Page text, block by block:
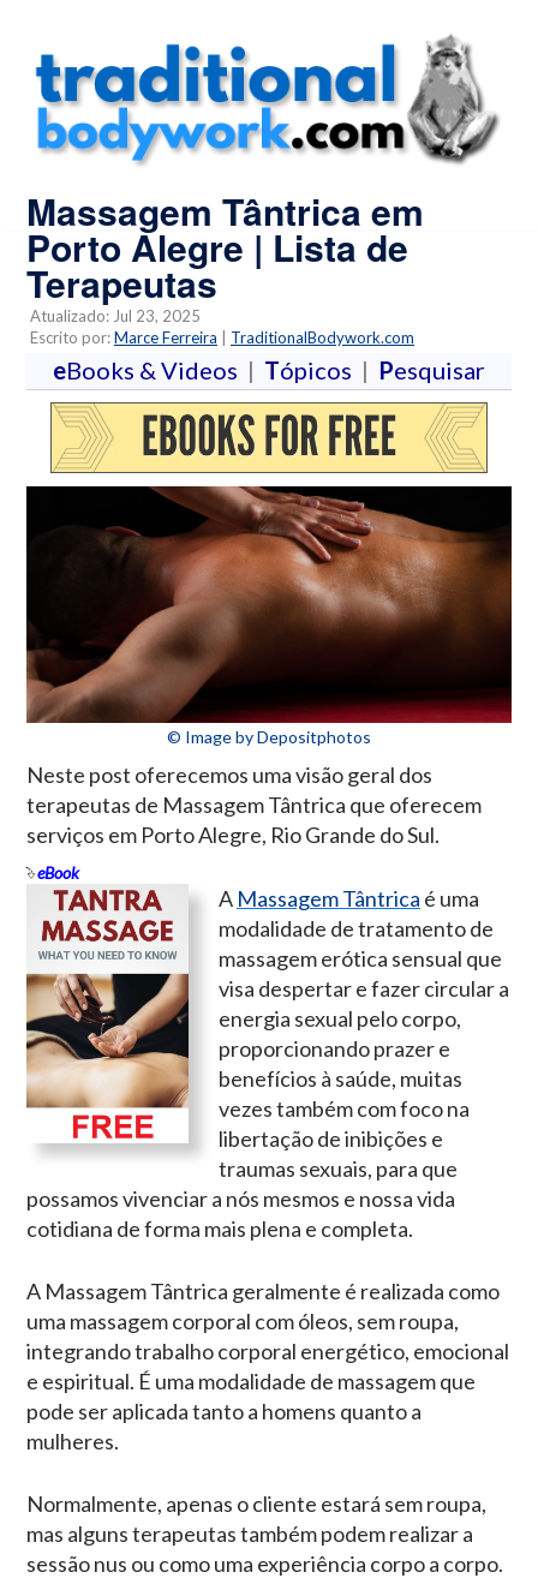
Massagem Tântrica em
Porto Alegre | Lista de
Terapeutas
Atualizado: Jul 23, 2025
Escrito por:Marce Ferreira TraditionalBodywork.com
eBooks & Videos | Tópicos | Pesquisar
© Image by Depositphotos
Neste post oferecemos uma visão geral dos
terapeutas de Massagem Tântrica que oferecem
serviços em Porto Alegre, Rio Grande do Sul.
eBook
A Massagem Tântrica é uma
modalidade de tratamento de
massagem erótica sensual que
visa despertar e fazer circular a
energia sexual pelo corpo,
proporcionando prazer e
benefícios à saúde, muitas
vezes também com foco na
libertação de inibições e
traumas sexuais, para que
possamos vivenciar a nós mesmos e nossa vida
cotidiana de forma mais plena e completa.
A Massagem Tântrica geralmente é realizada como
uma massagem corporal com óleos, sem roupa,
integrando trabalho corporal energético, emocional
e espiritual. É uma modalidade de massagem que
pode ser aplicada tanto a homens quanto a
mulheres.
Normalmente, apenas o cliente estará sem roupa,
mas alguns terapeutas também podem realizar a
sessão nus ou como uma experiência corpo a corpo.